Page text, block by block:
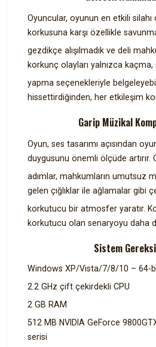
Oyuncular, oyunun en etkili
korkusuna karşı özellikle
gezdikçe alışılmadık ve deli
korkunç olayları yalnızca
yapma seçenekleriyle
hissettirdiğinden, her etkileşim
Garip Müzikal
Oyun, ses tasarımı açısından
duygusunu önemli ölçüde artırır.
adımlar, mahkumların umutsuz
gelen çığlıklar ile ağlamalar gibi
korkutucu bir atmosfer yaratır.
korkutucu olan senaryoyu daha
Sistem
Windows XP/Vista/7/8/10 – 64-
2.2 GHz çift çekirdekli CPU
2 GB RAM
512 MB NVIDIA GeForce
serisi